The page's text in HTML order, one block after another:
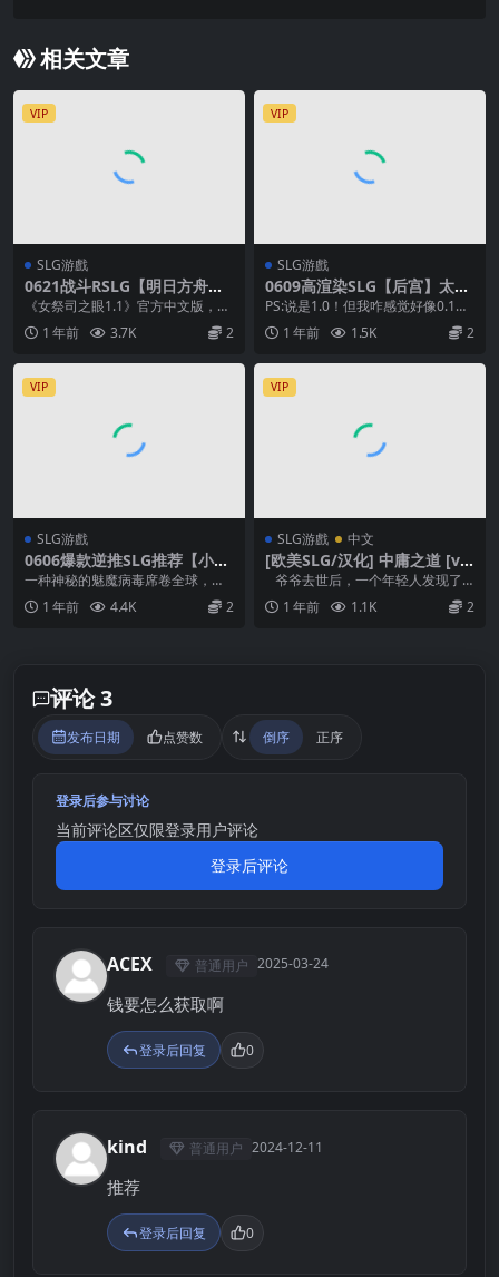
相关文章
VIP
SLG游戲
0621战斗RSLG【明日方舟同
人】女祭司之眼 Ver1.1【官中
无码】
《女祭司之眼1.1》官方中文版，一
款充满动态CG的SLG同人游戏。 化
身女祭司，...
1 年前 3.7K 2
VIP
SLG游戲
0609高渲染SLG【后宫】太阳
城~Sun City V1.0 【官中无
码】
PS:说是1.0！但我咋感觉好像0.1
呢？！明明他的继母还没上垒啊！
失去家人后...
1 年前 1.5K 2
VIP
SLG游戲
0606爆款逆推SLG推荐【小马
打车】魅魔侵袭~Succubus P
andemic Demo Ver2 【中文
汉化】
一种神秘的魅魔病毒席卷全球，将
人类女性变成了性感的怪物女孩，
对男性精液有着无尽的...
1 年前 4.4K 2
VIP
SLG游戲 中文
[欧美SLG/汉化] 中庸之道 [v0.
5]
爷爷去世后，一个年轻人发现了
一个恶魔之角，里面蕴藏着神奇的
力量。 但是，强...
1 年前 1.1K 2
评论 3
发布日期 点赞数 倒序 正序
登录后参与讨论
当前评论区仅限登录用户评论
登录后评论
A ACEX 普通用户 2025-03-24
钱要怎么获取啊
登录后回复 0
K kind 普通用户 2024-12-11
推荐
登录后回复 0